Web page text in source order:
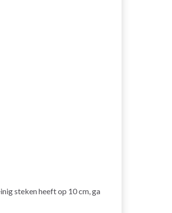
steken heeft op 10 cm, ga